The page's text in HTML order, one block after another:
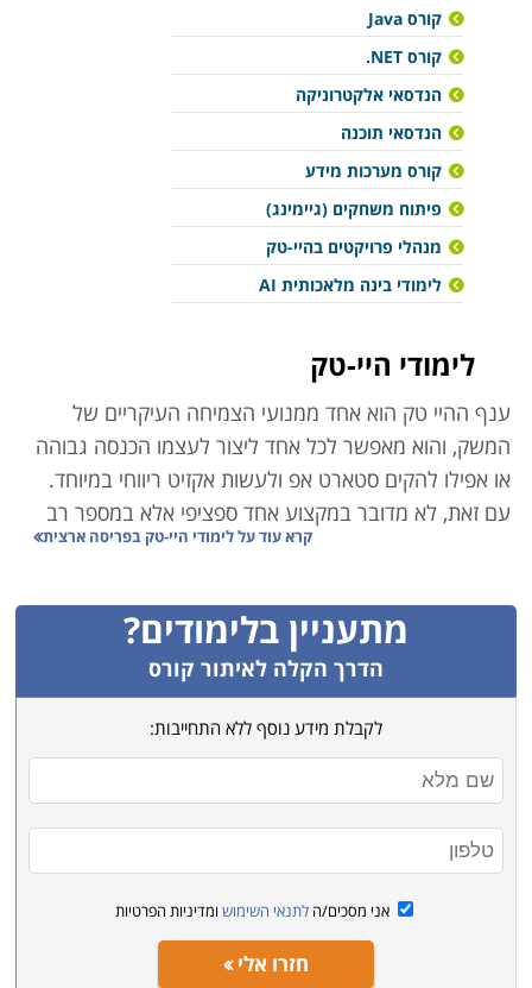
קורס Java
קורס NET.
הנדסאי אלקטרוניקה
הנדסאי תוכנה
קורס מערכות מידע
פיתוח משחקים (גיימינג)
מנהלי פרויקטים בהיי-טק
לימודי בינה מלאכותית AI
לימודי היי-טק
ענף ההיי טק הוא אחד ממנועי הצמיחה העיקריים של
המשק, והוא מאפשר לכל אחד ליצור לעצמו הכנסה גבוהה
או אפילו להקים סטארט אפ ולעשות אקזיט ריווחי במיוחד.
עם זאת, לא מדובר במקצוע אחד ספציפי אלא במספר רב
של מקצועות המשלימים האחד את השני לכדי ענף אחד
קורסי סייבר ואבטחת מידע – אם נדמה את ענף ההיי-טק
לצה"ל, הרי שענף הסייבר הוא קורס הטייס. הצורך של
חברות וארגונים לאבטח את המידע ואת מערכות המחשוב
שלהם, מחייב אותם להעסיק אנשי אבטחת מידע איכותיים
ומקצועיים. זהו תחום בו עליכם להמשיך וללמוד כל הזמן
מפני שגם ההאקרים משתפרים, וההגנה של היום לא
תספיק מחר.
מחשבים או הנדסאי ביוטכנולוגיה, אלה הם מסלולים ארוכים
ואיכותיים המאפשרים לכם להשתלב בתפקידי ניהול
קרא עוד עללימודי היי-טק בפריסה ארצית
מתעניין בלימודים?
הדרך הקלה לאיתור קורס
לקבלת מידע נוסף ללא התחייבות:
אני מסכים/ה לתנאי השימוש ומדיניות הפרטיות
חזרו אלי